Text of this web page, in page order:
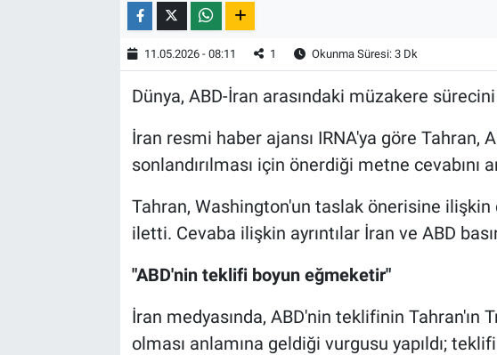
11.05.2026 - 08:11 1 Okunma Süresi: 3 Dk
Dünya, ABD-İran arasındaki müzakere
İran resmi haber ajansı IRNA'ya göre Tahran,
sonlandırılması için önerdiği metne cevabını
Tahran, Washington'un taslak önerisine ilişkin
iletti. Cevaba ilişkin ayrıntılar İran ve ABD
"ABD'nin teklifi boyun eğmeketir"
İran medyasında, ABD'nin teklifinin Tahran'ın
olması anlamına geldiği vurgusu yapıldı;